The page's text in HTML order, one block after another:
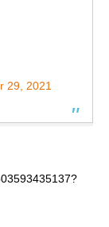
29, 2021